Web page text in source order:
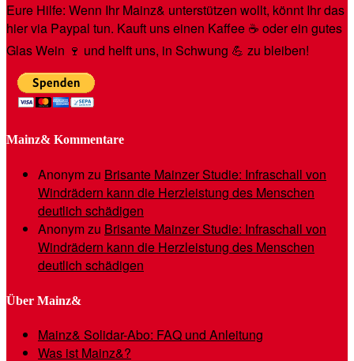
Eure Hilfe: Wenn Ihr Mainz& unterstützen wollt, könnt Ihr das
hier via Paypal tun. Kauft uns einen Kaffee ☕️ oder ein gutes
Glas Wein 🍷 und helft uns, in Schwung 💪 zu bleiben!
Mainz& Kommentare
Anonymzu Brisante Mainzer Studie: Infraschall von
Windrädern kann die Herzleistung des Menschen
deutlich schädigen
Anonymzu Brisante Mainzer Studie: Infraschall von
Windrädern kann die Herzleistung des Menschen
deutlich schädigen
Über Mainz&
Mainz& Solidar-Abo: FAQ und Anleitung
Was ist Mainz&?